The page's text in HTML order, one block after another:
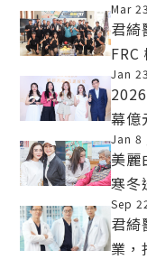
Mar
君綺
FRC
Jan
幕億
Jan 8
美麗
寒冬
Sep
君綺
業，